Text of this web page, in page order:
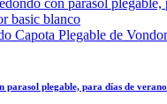
parasol plegable, para días de verano